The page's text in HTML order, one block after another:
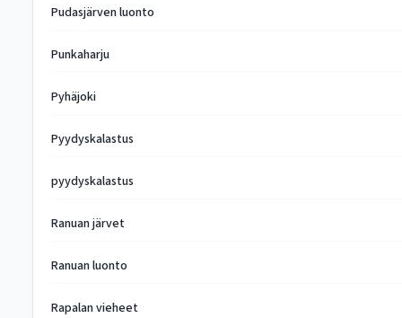
Pudasjärven luonto
Punkaharju
Pyhäjoki
Pyydyskalastus
pyydyskalastus
Ranuan järvet
Ranuan luonto
Rapalan vieheet